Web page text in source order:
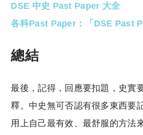
DSE 中史 Past Paper 大全
各科Past Paper：「DSE Past
總結
最後，記得，回應要扣題，史實
釋。中史無可否認有很多東西要
用上自己最有效、最舒服的方法